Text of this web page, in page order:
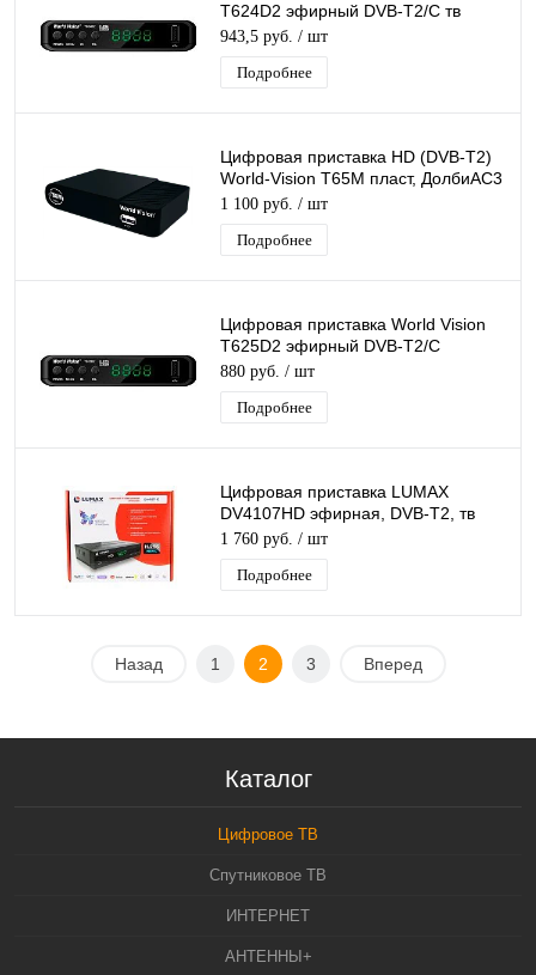
T624D2 эфирный DVB-T2/C тв
ресивер бесплатное тв TV-тюнер
медиаплеер
943,5 руб. / шт
Подробнее
Цифровая приставка HD (DVB-T2)
World-Vision T65M пласт, ДолбиАС3
шнур RCA
1 100 руб. / шт
Подробнее
Цифровая приставка World Vision
T625D2 эфирный DVB-T2/C
бесплатное тв TV-тюнер
медиаплеер
880 руб. / шт
Подробнее
Цифровая приставка LUMAX
DV4107HD эфирная, DVB-T2, тв
бесплатно, тюнер, ресивер,
приемник. тв
1 760 руб. / шт
Подробнее
Назад 1 2 3 Вперед
Каталог
Цифровое ТВ
Спутниковое ТВ
ИНТЕРНЕТ
АНТЕННЫ+